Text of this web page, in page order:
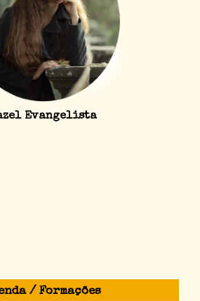
Evangelista
/ Formações